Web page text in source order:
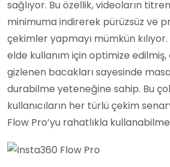
sağlıyor. Bu özellik, videoların
minimuma indirerek pürüzsüz ve
çekimler yapmayı mümkün kılıyor.
elde kullanım için optimize
gizlenen bacakları sayesinde
durabilme yeteneğine sahip. Bu
kullanıcıların her türlü çekim
Flow Pro’yu rahatlıkla